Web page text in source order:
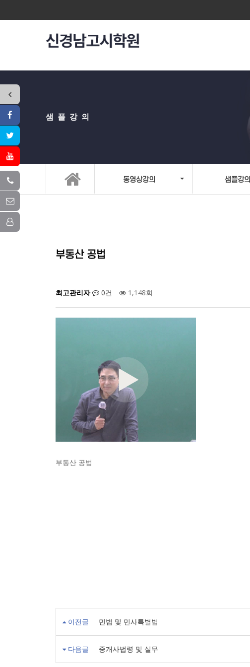
샘플강의
동영상강의 샘플강의
부동산 공법
최고관리자 0건 1,148회
부동산 공법
이전글 민법 및 민사특별법
다음글 중개사법령 및 실무